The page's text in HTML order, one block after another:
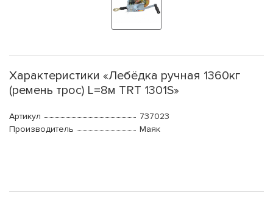
Характеристики «Лебёдка ручная 1360кг
(ремень трос) L=8м TRT 1301S»
Артикул
737023
Производитель
Маяк